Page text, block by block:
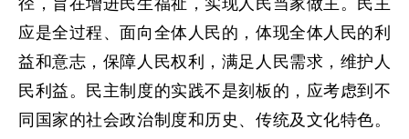
径，旨在增进民生福祉，实现人民当家做主。民主
应是全过程、面向全体人民的，体现全体人民的利
益和意志，保障人民权利，满足人民需求，维护人
民利益。民主制度的实践不是刻板的，应考虑到不
同国家的社会政治制度和历史、传统及文化特色。